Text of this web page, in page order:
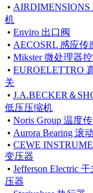
• AIRDIMENSIONS
机
• Enviro 出口阀
• AECOSRL 感应传
• Mikster 微处理器
• EUROELETTRO
关
• J.A.BECKER＆
低压压缩机
• Noris Group 温度
• Aurora Bearing 滚
• CEWE
变压器
• Jefferson Electric
压器